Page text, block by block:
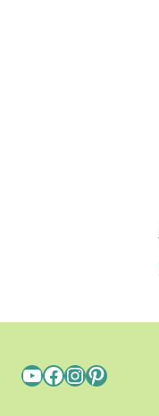
YouTube Facebook InstagramPinterest